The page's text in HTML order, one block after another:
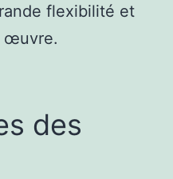
flexibilité et
œuvre.
des